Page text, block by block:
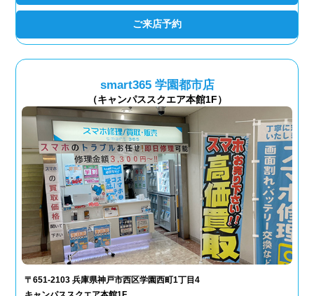
ご来店予約
smart365 学園都市店
（キャンパススクエア本館1F）
〒651-2103 兵庫県神戸市西区学園西町1丁目4